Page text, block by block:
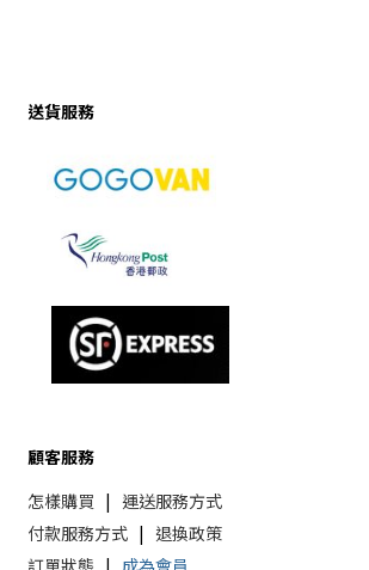
送貨服務
顧客服務
怎樣購買 | 運送服務方式
付款服務方式 | 退換政策
訂單狀態 | 成為會員